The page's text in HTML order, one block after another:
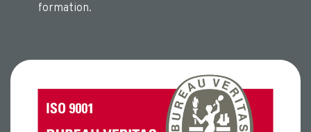
formation.